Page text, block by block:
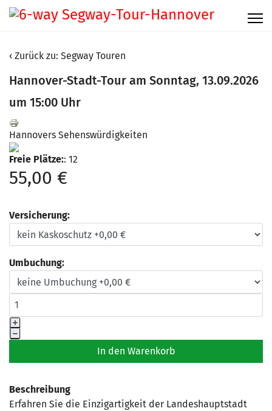
Zurück zu: Segway Touren
Hannover-Stadt-Tour am Sonntag, 13.09.2026
um 15:00 Uhr
Hannovers Sehenswürdigkeiten
Freie Plätze:: 12
55,00 €
Versicherung:
Umbuchung:
Beschreibung
Erfahren Sie die Einzigartigkeit der Landeshauptstadt